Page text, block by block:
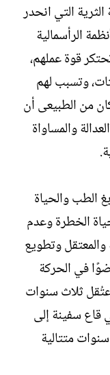
التي انحدر
الرأسمالية
قوة عملهم،
وتسبب لهم
من الطبيعى أن
والمساواة
الطب والحياة
الخطرة وعدم
وتطويع
في الحركة
ثلاث سنوات
قاع سفينة إلى
متتالية